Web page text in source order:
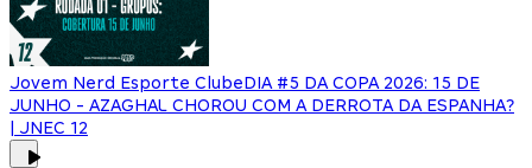
Jovem Nerd Esporte ClubeDIA #5 DA COPA 2026: 15 DE
JUNHO - AZAGHAL CHOROU COM A DERROTA DA ESPANHA?
| JNEC 12